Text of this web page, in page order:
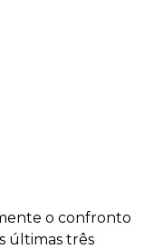
o confronto
últimas três